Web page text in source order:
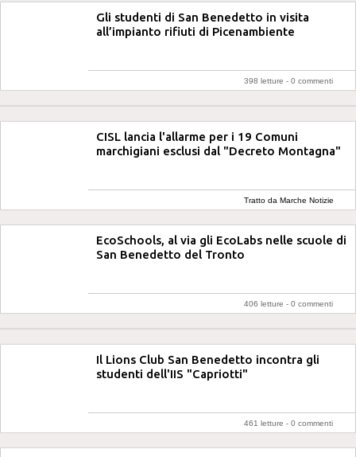
Gli studenti di San Benedetto in visita
all’impianto rifiuti di Picenambiente
398 letture - 0 commenti
CISL lancia l'allarme per i 19 Comuni
marchigiani esclusi dal "Decreto Montagna"
Tratto da Marche Notizie
EcoSchools, al via gli EcoLabs nelle scuole di
San Benedetto del Tronto
406 letture - 0 commenti
Il Lions Club San Benedetto incontra gli
studenti dell'IIS "Capriotti"
461 letture - 0 commenti